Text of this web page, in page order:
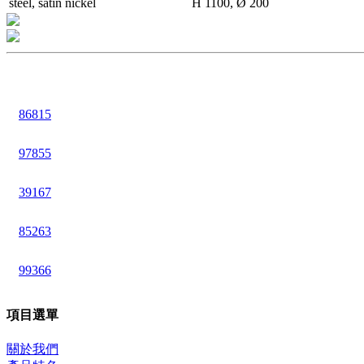
steel, satin nickel
H 1100, Ø 200
86815
97855
39167
85263
99366
項目選單
關於我們